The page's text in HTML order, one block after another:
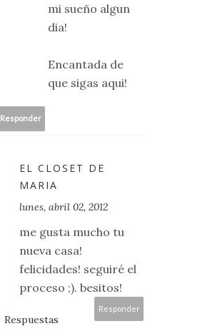
mi sueño algun
dia!
Encantada de
que sigas aqui!
Responder
EL CLOSET DE
MARIA
lunes, abril 02, 2012
me gusta mucho tu
nueva casa!
felicidades! seguiré el
proceso ;). besitos!
Responder
Respuestas